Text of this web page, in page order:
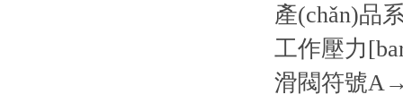
產(chǎn)品
工作壓力
滑閥符號